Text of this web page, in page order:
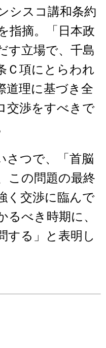
シスコ講和条約
指摘。「日本政
す立場で、千島
Ｃ項にとらわれ
道理に基づき全
交渉をすべきで
さつで、「首脳
この問題の最終
く交渉に臨んで
るべき時期に、
する」と表明し